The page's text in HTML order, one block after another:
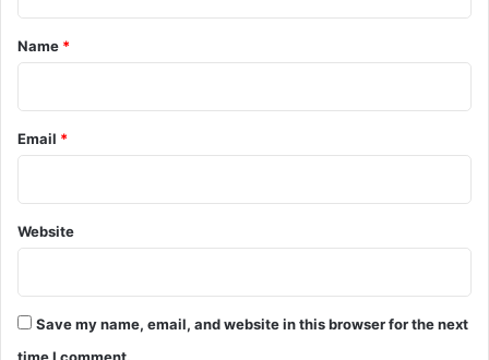
money UK?
What is the punishment for fake currency?
*
Name *
Email *
Website
Save my name, email, and website in this browser for the next